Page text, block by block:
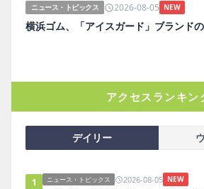
ニュース・トピックス 2026-08-05 NEW
アクセスランキン
デイリー
1 ニュース・トピックス 2026-08-05 NEW